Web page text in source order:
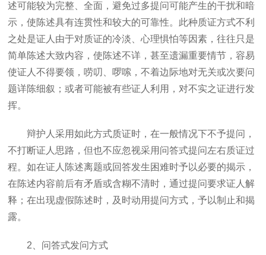
述可能较为完整、全面，避免过多提问可能产生的干扰和暗
示，使陈述具有连贯性和较大的可靠性。此种质证方式不利
之处是证人由于对质证的冷淡、心理惧怕等因素，往往只是
简单陈述大致内容，使陈述不详，甚至遗漏重要情节，容易
使证人不得要领，唠叨、啰嗦，不着边际地对无关或次要问
题详陈细叙；或者可能被有些证人利用，对不实之证进行发
挥。
辩护人采用如此方式质证时，在一般情况下不予提问，
不打断证人思路，但也不应忽视采用问答式提问左右质证过
程。如在证人陈述离题或回答发生困难时予以必要的揭示，
在陈述内容前后有矛盾或含糊不清时，通过提问要求证人解
释；在出现虚假陈述时，及时动用提问方式，予以制止和揭
露。
2 、问答式发问方式